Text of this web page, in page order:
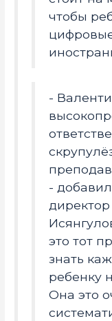
чтобы
-
-
это тот
знать
ребенку
Она это